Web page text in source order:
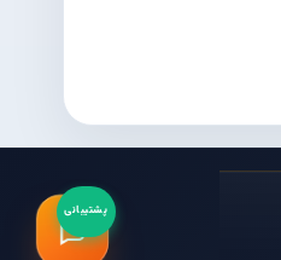
پشتیبانی